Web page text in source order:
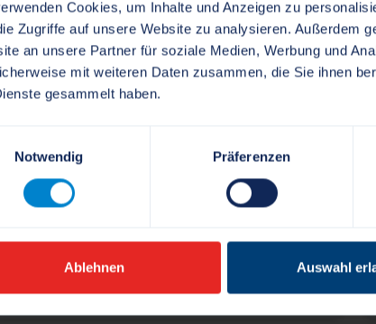
Cookies, um Inhalte und Anzeigen zu
Zugriffe auf unsere Website zu analysieren. Außerdem
an unsere Partner für soziale Medien, Werbung und
mit weiteren Daten zusammen, die Sie ihnen
gesammelt haben.
Notwendig
Präferenzen
Ablehnen Auswahl
Schleswig-